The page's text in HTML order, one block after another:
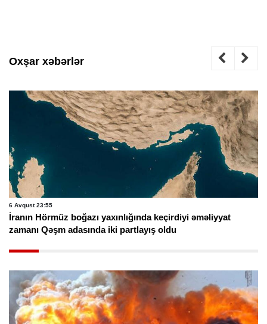
Oxşar xəbərlər
6 Avqust 23:55
İranın Hörmüz boğazı yaxınlığında keçirdiyi əməliyyat
zamanı Qəşm adasında iki partlayış oldu